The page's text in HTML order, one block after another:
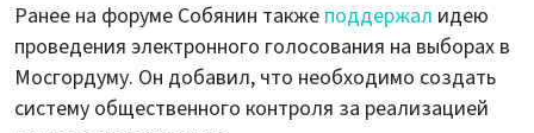
Ранее на форуме Собянин также поддержал идею
проведения электронного голосования на выборах в
Мосгордуму. Он добавил, что необходимо создать
систему общественного контроля за реализацией